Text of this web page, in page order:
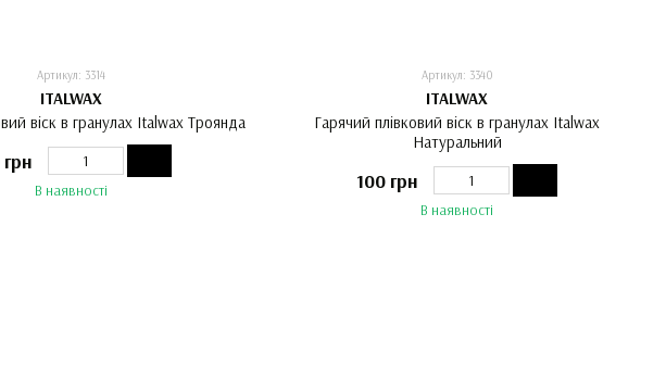
Артикул: 3314
ITALWAX
віск в гранулах Italwax Троянда
В наявності
Артикул: 3340
ITALWAX
Гарячий плівковий віск в гранулах Italwax
Натуральний
100 грн
В наявності